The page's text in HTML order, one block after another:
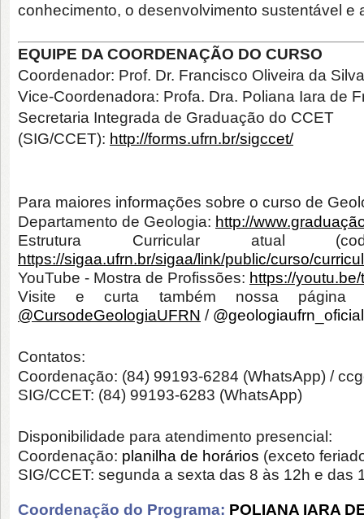
conhecimento, o desenvolvimento sustentável e
EQUIPE DA COORDENAÇÃO DO CURSO
Coordenador: Prof. Dr. Francisco Oliveira da Silva
Vice-Coordenadora: Profa. Dra. Poliana Iara de
Secretaria Integrada de Graduação do CCET
(SIG/CCET): http://forms.ufrn.br/sigccet/
Para maiores informações sobre o curso de
Departamento de Geologia: http://
Estrutura Curricular
https://sigaa.ufrn.br/sigaa/link/public/curso/
YouTube - Mostra de Profissões: https://
Visite e curta também nossa página
@CursodeGeologiaUFRN / @geologiaufrn_oficial
Contatos:
Coordenação: (84) 99193-6284 (WhatsApp) /
SIG/CCET: (84) 99193-6283 (WhatsApp)
Disponibilidade para atendimento presencial:
Coordenação: planilha de horários (exceto
SIG/CCET: segunda a sexta das 8 às 12h e das
Coordenação do Programa: POLIANA IARA